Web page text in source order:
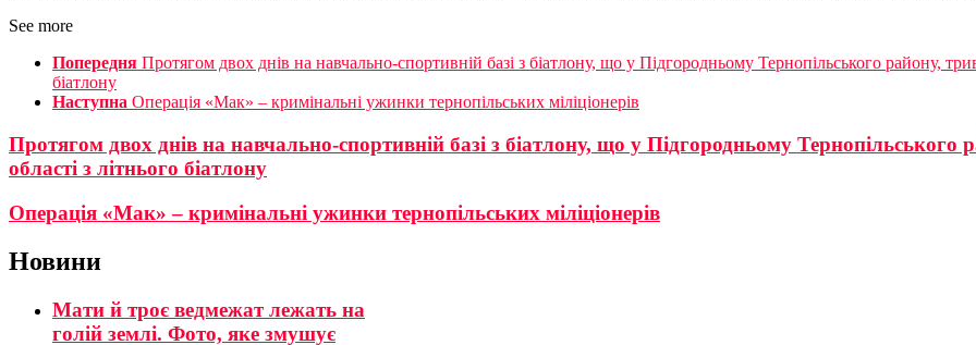
See more
Попередня Протягом двох днів на навчально-спортивній базі з біатлону, що у Підгородньому Тернопільського району,
біатлону
Наступна Операція «Мак» – кримінальні ужинки тернопільських міліціонерів
Протягом двох днів на навчально-спортивній базі з біатлону, що у Підгородньому Тернопільського
області з літнього біатлону
Операція «Мак» – кримінальні ужинки тернопільських міліціонерів
Новини
Мати й троє ведмежат лежать на
голій землі. Фото, яке змушує